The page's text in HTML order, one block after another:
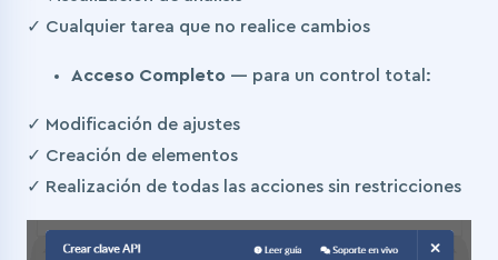
✓ Cualquier tarea que no realice cambios
Acceso Completo — para un control total:
✓ Modificación de ajustes
✓ Creación de elementos
✓ Realización de todas las acciones sin restricciones